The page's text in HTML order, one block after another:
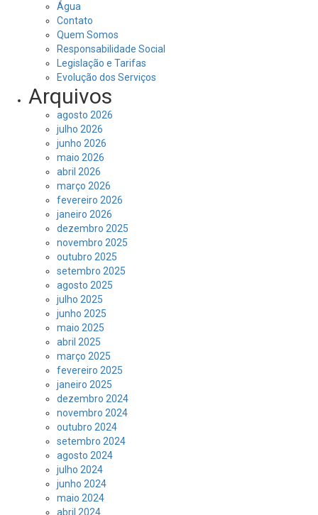
Água
Contato
Quem Somos
Responsabilidade Social
Legislação e Tarifas
Evolução dos Serviços
Arquivos
agosto 2026
julho 2026
junho 2026
maio 2026
abril 2026
março 2026
fevereiro 2026
janeiro 2026
dezembro 2025
novembro 2025
outubro 2025
setembro 2025
agosto 2025
julho 2025
junho 2025
maio 2025
abril 2025
março 2025
fevereiro 2025
janeiro 2025
dezembro 2024
novembro 2024
outubro 2024
setembro 2024
agosto 2024
julho 2024
junho 2024
maio 2024
abril 2024